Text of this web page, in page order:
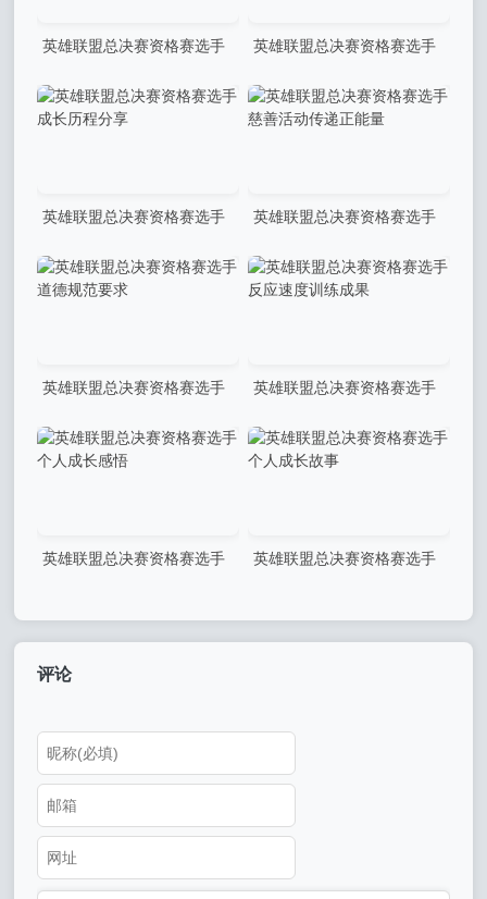
英雄联盟总决赛资格赛选手
准艺术
英雄联盟总决赛资格赛选手
完美融合
英雄联盟总决赛资格赛选手
英雄联盟总决赛资格赛选手
英雄联盟总决赛资格赛选手
英雄联盟总决赛资格赛选手
英雄联盟总决赛资格赛选手
英雄联盟总决赛资格赛选手
评论